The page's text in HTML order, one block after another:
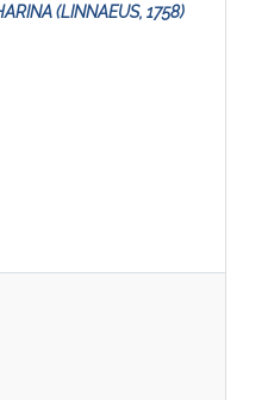
(LINNAEUS, 1758)